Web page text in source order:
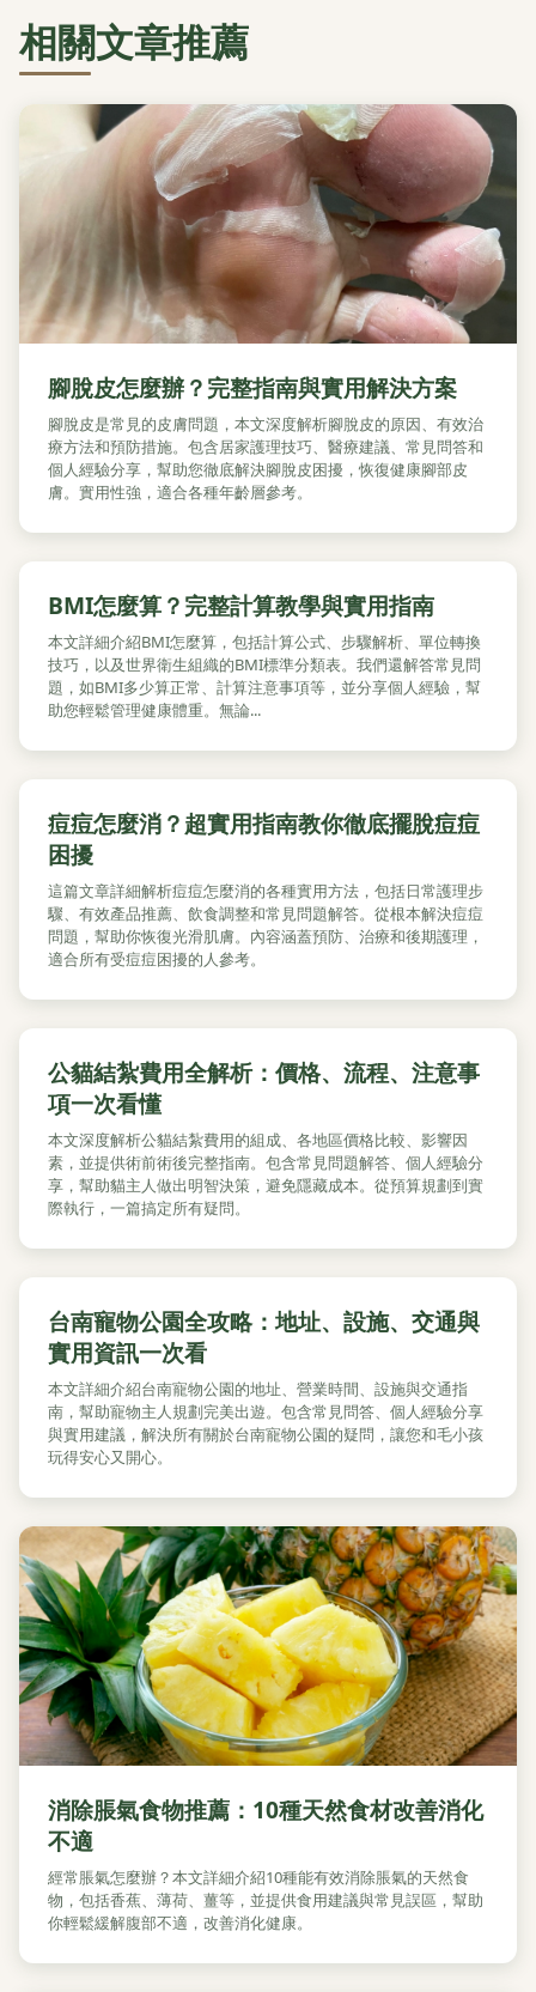
相關文章推薦
腳脫皮怎麼辦？完整指南與實用解決方案
腳脫皮是常見的皮膚問題，本文深度解析腳脫皮的原因、有效治
療方法和預防措施。包含居家護理技巧、醫療建議、常見問答和
個人經驗分享，幫助您徹底解決腳脫皮困擾，恢復健康腳部皮
膚。實用性強，適合各種年齡層參考。
BMI怎麼算？完整計算教學與實用指南
本文詳細介紹BMI怎麼算，包括計算公式、步驟解析、單位轉換
技巧，以及世界衛生組織的BMI標準分類表。我們還解答常見問
題，如BMI多少算正常、計算注意事項等，並分享個人經驗，幫
助您輕鬆管理健康體重。無論...
痘痘怎麼消？超實用指南教你徹底擺脫痘痘
困擾
這篇文章詳細解析痘痘怎麼消的各種實用方法，包括日常護理步
驟、有效產品推薦、飲食調整和常見問題解答。從根本解決痘痘
問題，幫助你恢復光滑肌膚。內容涵蓋預防、治療和後期護理，
適合所有受痘痘困擾的人參考。
公貓結紮費用全解析：價格、流程、注意事
項一次看懂
本文深度解析公貓結紮費用的組成、各地區價格比較、影響因
素，並提供術前術後完整指南。包含常見問題解答、個人經驗分
享，幫助貓主人做出明智決策，避免隱藏成本。從預算規劃到實
際執行，一篇搞定所有疑問。
台南寵物公園全攻略：地址、設施、交通與
實用資訊一次看
本文詳細介紹台南寵物公園的地址、營業時間、設施與交通指
南，幫助寵物主人規劃完美出遊。包含常見問答、個人經驗分享
與實用建議，解決所有關於台南寵物公園的疑問，讓您和毛小孩
玩得安心又開心。
消除脹氣食物推薦：10種天然食材改善消化
不適
經常脹氣怎麼辦？本文詳細介紹10種能有效消除脹氣的天然食
物，包括香蕉、薄荷、薑等，並提供食用建議與常見誤區，幫助
你輕鬆緩解腹部不適，改善消化健康。